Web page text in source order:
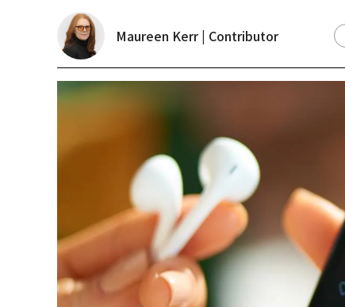
Maureen Kerr | Contributor